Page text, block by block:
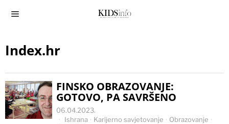
Index.hr
FINSKO OBRAZOVANJE:
GOTOVO, PA SAVRŠENO
06.04.2023.
Ishrana · Karijerno savjetovanje · Obrazovanje ·